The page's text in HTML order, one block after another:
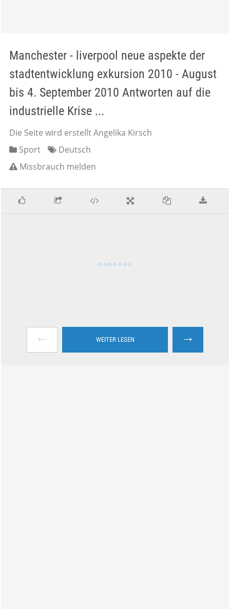
Manchester - liverpool neue aspekte der
stadtentwicklung exkursion 2010 - August
bis 4. September 2010 Antworten auf die
industrielle Krise ...
Die Seite wird erstellt Angelika Kirsch
Sport
Deutsch
Missbrauch melden
← WEITER LESEN →